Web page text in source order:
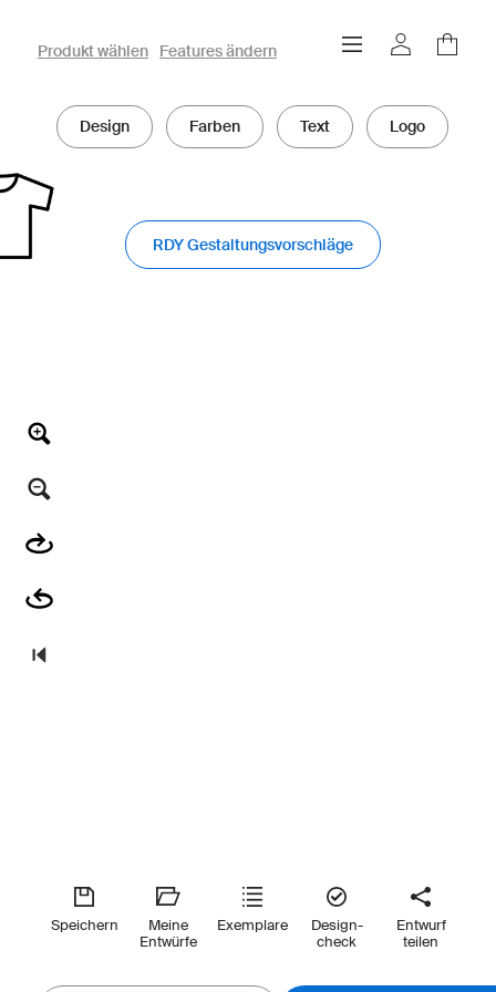
owayo 3D-Konfigurator
Produkt wählen Features ändern
Design Farben Text Logo
RDY Gestaltungsvorschläge
Speichern
Meine
Entwürfe
Exemplare
Design-
check
Entwurf
teilen